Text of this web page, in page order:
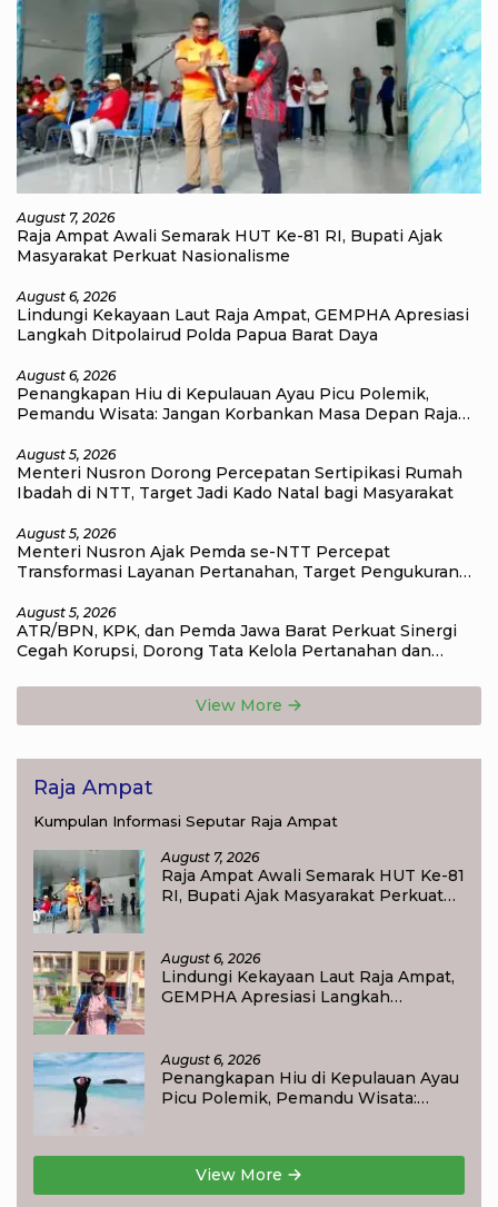
August 7, 2026
Raja Ampat Awali Semarak HUT Ke-81 RI, Bupati Ajak
Masyarakat Perkuat Nasionalisme
August 6, 2026
Lindungi Kekayaan Laut Raja Ampat, GEMPHA Apresiasi
Langkah Ditpolairud Polda Papua Barat Daya
August 6, 2026
Penangkapan Hiu di Kepulauan Ayau Picu Polemik,
Pemandu Wisata: Jangan Korbankan Masa Depan Raja
August 5, 2026
Menteri Nusron Dorong Percepatan Sertipikasi Rumah
Ibadah di NTT, Target Jadi Kado Natal bagi Masyarakat
August 5, 2026
Menteri Nusron Ajak Pemda se-NTT Percepat
Transformasi Layanan Pertanahan, Target Pengukuran
August 5, 2026
ATR/BPN, KPK, dan Pemda Jawa Barat Perkuat Sinergi
Cegah Korupsi, Dorong Tata Kelola Pertanahan dan
View More
Raja Ampat
Kumpulan Informasi Seputar Raja Ampat
August 7, 2026
Raja Ampat Awali Semarak HUT Ke-81
RI, Bupati Ajak Masyarakat Perkuat
August 6, 2026
Lindungi Kekayaan Laut Raja Ampat,
GEMPHA Apresiasi Langkah
August 6, 2026
Penangkapan Hiu di Kepulauan Ayau
Picu Polemik, Pemandu Wisata:
View More